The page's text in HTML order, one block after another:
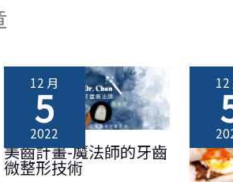
12 月
5
2022
美齒計畫-魔法師的牙齒
微整形技術
12